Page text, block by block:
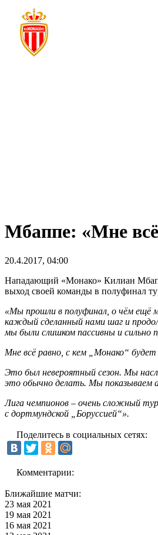
Мбаппе: «Мне всё
20.4.2017, 04:00
Нападающий «Монако» Килиан
выход своей команды в полуфинал
«Мы прошли в полуфинал, о чём ещё
каждый сделанный нами шаг и
мы были слишком пассивны и сильно
Мне всё равно, с кем „Монако“
Это был невероятный сезон. Мы
это обычно делать. Мы показываем
Лига чемпионов – очень сложный
с дортмундской „Боруссией“».
Поделитесь в социальных сетях:
Комментарии:
Ближайшие матчи:
23 мая 2021
19 мая 2021
16 мая 2021